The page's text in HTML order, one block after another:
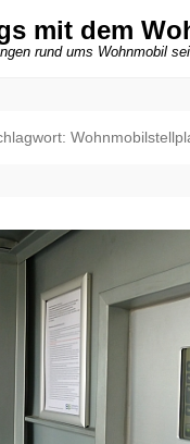
mit dem
rund ums Wohnmobil